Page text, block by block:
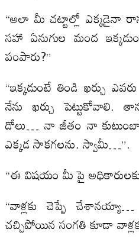
“అలా మీ చట్టాల్లో ఎక్కడైనా
సహా ఏనుగుల మంద
పంపారు?”
“ఇక్కడుంటే తిండి ఖర్చు
నేను ఖర్చు పెట్టుకోవాలి.
డోలు… నా జీతం నా
ఎక్కడ సాకగలను. స్వామీ…”.
“ఈ విషయం మీ పై అధికారులకు
“వాళ్లకు చెప్పే
చచ్చిపోయిన సంగతి కూడా